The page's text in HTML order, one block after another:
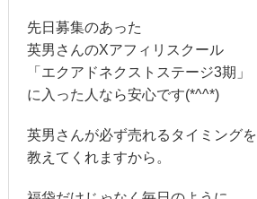
先日募集のあった
英男さんのXアフィリスクール
「エクアドネクストステージ3期」
に入った人なら安心です(*^^*)
英男さんが必ず売れるタイミングを
教えてくれますから。